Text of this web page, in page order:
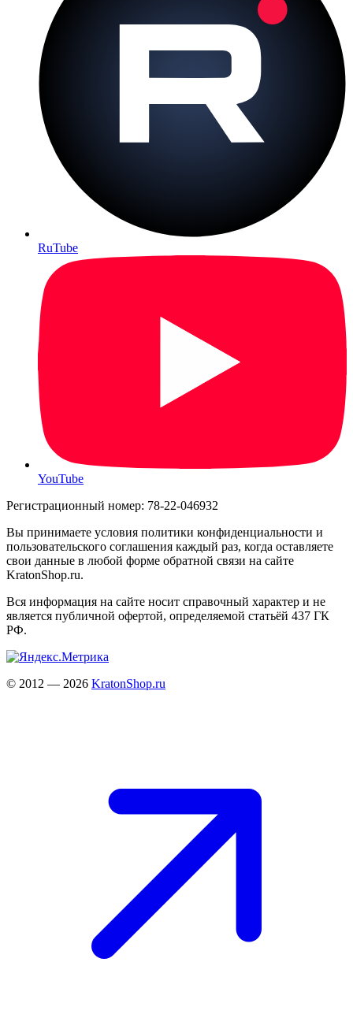
RuTube
YouTube
Регистрационный номер: 78-22-046932
Вы принимаете условия политики конфиденциальности и
пользовательского соглашения каждый раз, когда оставляете
свои данные в любой форме обратной связи на сайте
KratonShop.ru.
Вся информация на сайте носит справочный характер и не
является публичной офертой, определяемой статьёй 437 ГК
РФ.
© 2012 — 2026 KratonShop.ru